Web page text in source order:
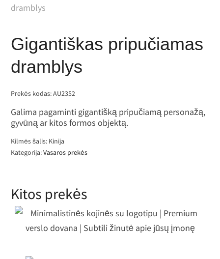
Gigantiškas pripučiamas
dramblys
Prekės kodas:AU2352
Galima pagaminti gigantišką pripučiamą personažą,
gyvūną ar kitos formos objektą.
Kilmės šalis: Kinija
Kategorija:Vasaros prekės
Kitos prekės
Minimalistinės kojinės su logotipu |
verslo dovana | Subtili